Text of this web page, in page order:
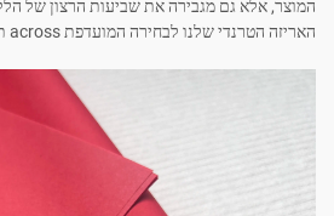
המוצר, אלא גם מגבירה את שביעות הרצון של
האריזה הטרנדי שלנו לבחירה המועדפת across תעשיות שונות.